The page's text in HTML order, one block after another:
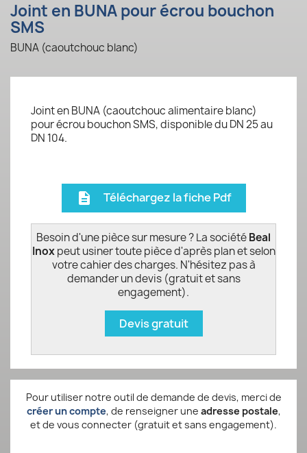
Joint en BUNA pour écrou bouchon
SMS
BUNA (caoutchouc blanc)
Joint en BUNA (caoutchouc alimentaire blanc)
pour écrou bouchon SMS, disponible du DN 25 au
DN 104.
description Téléchargez la fiche Pdf
Besoin d'une pièce sur mesure ? La sociétéBeal
Inoxpeut usiner toute pièce d'après plan et selon
votre cahier des charges. N'hésitez pas à
demander un devis (gratuit et sans
engagement).
Devis gratuit
Pour utiliser notre outil de demande de devis, merci de
créer un compte, de renseigner une adresse postale,
et de vous connecter (gratuit et sans engagement).